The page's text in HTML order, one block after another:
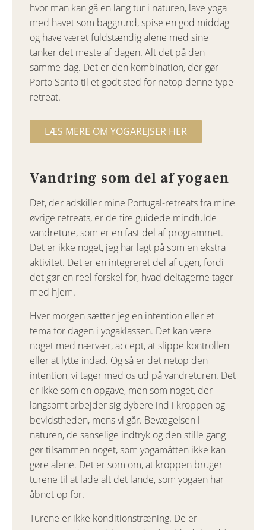
hvor man kan gå en lang tur i naturen, lave yoga
med havet som baggrund, spise en god middag
og have været fuldstændig alene med sine
tanker det meste af dagen. Alt det på den
samme dag. Det er den kombination, der gør
Porto Santo til et godt sted for netop denne type
retreat.
LÆS MERE OM YOGAREJSER HER
Vandring som del af yogaen
Det, der adskiller mine Portugal-retreats fra mine
øvrige retreats, er de fire guidede mindfulde
vandreture, som er en fast del af programmet.
Det er ikke noget, jeg har lagt på som en ekstra
aktivitet. Det er en integreret del af ugen, fordi
det gør en reel forskel for, hvad deltagerne tager
med hjem.
Hver morgen sætter jeg en intention eller et
tema for dagen i yogaklassen. Det kan være
noget med nærvær, accept, at slippe kontrollen
eller at lytte indad. Og så er det netop den
intention, vi tager med os ud på vandreturen. Det
er ikke som en opgave, men som noget, der
langsomt arbejder sig dybere ind i kroppen og
bevidstheden, mens vi går. Bevægelsen i
naturen, de sanselige indtryk og den stille gang
gør tilsammen noget, som yogamåtten ikke kan
gøre alene. Det er som om, at kroppen bruger
turene til at lade alt det lande, som yogaen har
åbnet op for.
Turene er ikke konditionstræning. De er